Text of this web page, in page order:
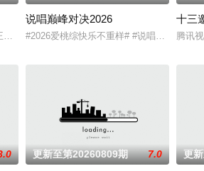
故事，汇聚来自全国各地脱口秀俱乐部的优秀
说唱巅峰对决2026
#2026爱桃综快乐不重样# #说唱十周年巅
十三
腾讯
更新至第20260809期 7.0 更